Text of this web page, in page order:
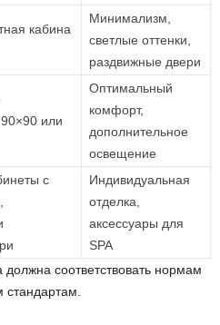
кабина
Минимализм,
светлые оттенки,
раздвижные двери
или
Оптимальный
комфорт,
дополнительное
освещение
с
Индивидуальная
отделка,
аксессуары для
SPA
должна соответствовать нормам
стандартам.